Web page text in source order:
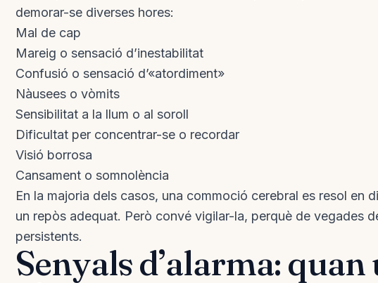
demorar-se diverses hores:
Mal de cap
Mareig o sensació d’inestabilitat
Confusió o sensació d’«atordiment»
Nàusees o vòmits
Sensibilitat a la llum o al soroll
Dificultat per concentrar-se o recordar
Visió borrosa
Cansament o somnolència
En la majoria dels casos, una commoció cerebral es resol en
un repòs adequat. Però convé vigilar-la, perquè de vegades
persistents.
Senyals d’alarma: quan